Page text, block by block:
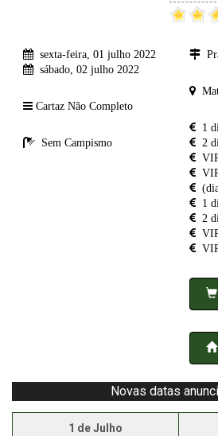
sexta-feira, 01 julho 2022
sábado, 02 julho 2022
Cartaz Não Completo
Sem Campismo
1
2
1
2
Novas datas
1 de Julho